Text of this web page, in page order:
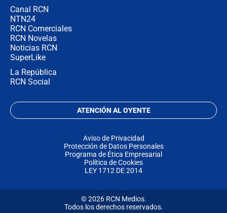
Canal RCN
NTN24
RCN Comerciales
RCN Novelas
Noticias RCN
SuperLike
La República
RCN Social
ATENCIÓN AL OYENTE
Aviso de Privacidad
Protección de Datos Personales
Programa de Ética Empresarial
Política de Cookies
LEY 1712 DE 2014
© 2026 RCN Medios.
Todos los derechos reservados.